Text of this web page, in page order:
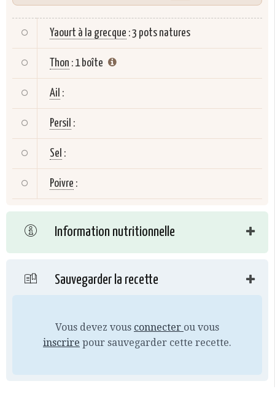
Yaourt à la grecque :3 pots natures
Thon : 1 boîte
Ail :
Persil :
Sel :
Poivre :
Information nutritionnelle
Sauvegarder la recette
Vous devez vous connecter ou vous
inscrire pour sauvegarder cette recette.